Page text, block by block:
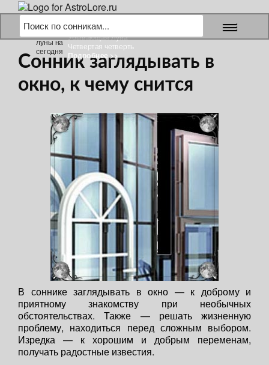
7 августа 2026 г.
Убывающая Луна
Четвертая четверть
Подробнее >>
Сонник заглядывать в
окно, к чему снится
В соннике заглядывать в окно — к доброму и
приятному знакомству при необычных
обстоятельствах. Также — решать жизненную
проблему, находиться перед сложным выбором.
Изредка — к хорошим и добрым переменам,
получать радостные известия.